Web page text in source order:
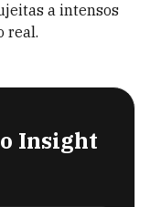
a intensos
real.
Insight